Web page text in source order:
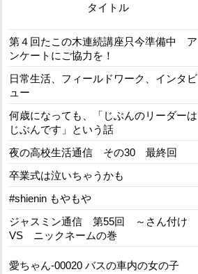
タイトル
第４回たこの木連続講座只今準備中 ア
ンケートにご協力を！
日常生活、フィールドワーク、インタビ
ュー
何歳になっても、「じぶんのリーダーは
じぶんです」という話
夜の高校生活通信 その30 最終回
卒業式は泣いちゃうかも
#shienin もやもや
ジャスミン通信 第55回 ～さん付け
VS ニックネームの巻
愛ちゃん-00020 バスの車内の女の子